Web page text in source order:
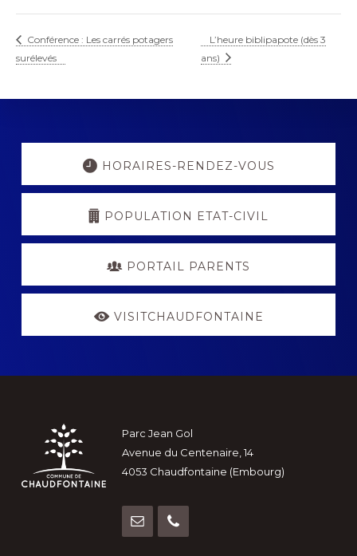
Conférence : Les carrés potagers
surélevés
L’heure biblipapote (dès 3
ans)
Explore
HORAIRES-RENDEZ-VOUS
POPULATION ETAT-CIVIL
PORTAIL PARENTS
VISITCHAUDFONTAINE
Footer
Parc Jean Gol
Avenue du Centenaire, 14
4053 Chaudfontaine (Embourg)